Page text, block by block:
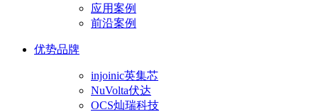
应用案例
前沿案例
优势品牌
injoinic英集芯
NuVolta伏达
OCS灿瑞科技